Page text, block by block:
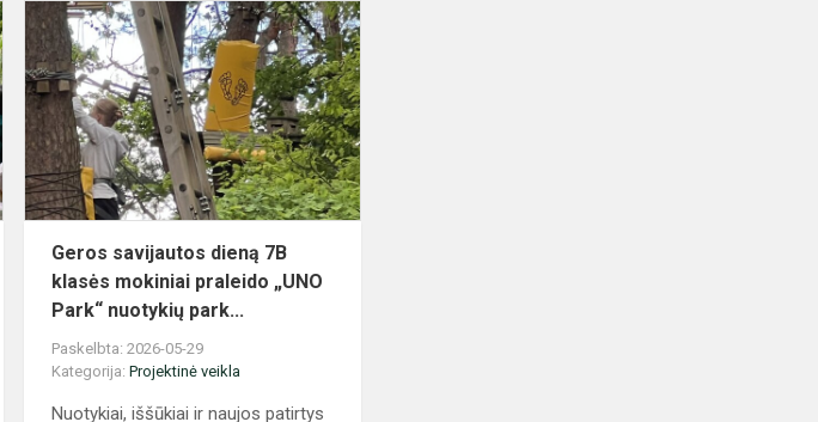
Žinių
laukas
Neries
regioniniame
parke
Geros
savijautos
dieną
7B
klasės
mokiniai
praleido
„UNO
Geros savijautos dieną 7B
klasės mokiniai praleido „UNO
Park“ nuotykių park...
Paskelbta: 2026-05-29
Kategorija:Projektinė veikla
Nuotykiai, iššūkiai ir naujos patirtys